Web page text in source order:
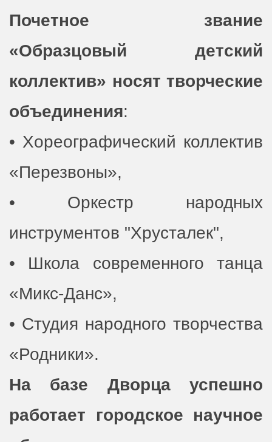
Почетное звание
«Образцовый детский
коллектив» носят творческие
объединения:
• Хореографический коллектив
«Перезвоны»,
• Оркестр народных
инструментов "Хрусталек",
• Школа современного танца
«Микс-Данс»,
• Студия народного творчества
«Родники».
На базе Дворца успешно
работает городское научное